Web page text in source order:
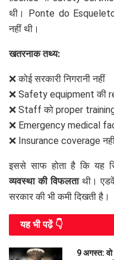
थी। Ponte do
नहीं थी।
खतरनाक तथ्य:
❌ कोई सरकारी निगरानी नहीं
❌ Safety equipment की
❌ Staff को proper
❌ Emergency medical
❌ Insurance coverage
इससे साफ होता है कि यह
व्यवस्था की विफलताथी।
सरकार की भी कमी दिखती है।
यह भी पढे़ं 👇
9 अगस्त: